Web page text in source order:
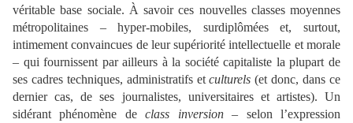
véritable base sociale. À savoir ces nouvelles classes moyennes
métropolitaines – hyper-mobiles, surdiplômées et, surtout,
intimement convaincues de leur supériorité intellectuelle et morale
– qui fournissent par ailleurs à la société capitaliste la plupart de
ses cadres techniques, administratifs etculturels (et donc, dans ce
dernier cas, de ses journalistes, universitaires et artistes). Un
sidérant phénomène declass inversion – selon l’expression